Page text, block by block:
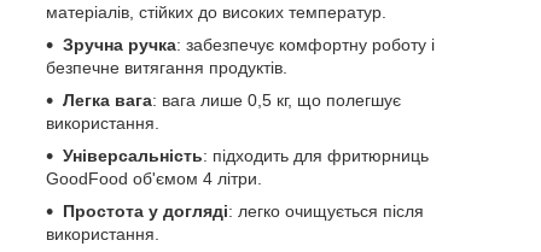
матеріалів, стійких до високих температур.
Зручна ручка: забезпечує комфортну роботу і
безпечне витягання продуктів.
Легка вага: вага лише 0,5 кг, що полегшує
використання.
Універсальність: підходить для фритюрниць
GoodFood об'ємом 4 літри.
Простота у догляді: легко очищується після
використання.